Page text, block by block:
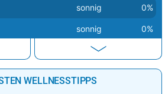
sonnig 0%
sonnig 0%
sonnig
sonnig 2%
WELLNESSTIPPS